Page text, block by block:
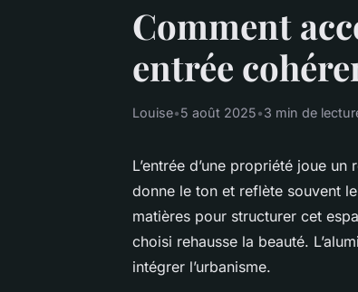
Comment
entrée
Louise•5 août 2025•3 min de
L’entrée d’une propriété joue
donne le ton et reflète souvent
matières pour structurer cet
choisi rehausse la beauté.
intégrer l’urbanisme.